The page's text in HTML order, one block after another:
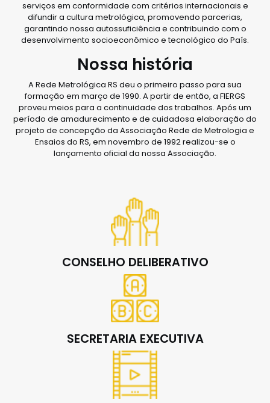
serviços em conformidade com critérios internacionais e
difundir a cultura metrológica, promovendo parcerias,
garantindo nossa autossuficiência e contribuindo com o
desenvolvimento socioeconômico e tecnológico do País.
Nossa história
A Rede Metrológica RS deu o primeiro passo para sua
formação em março de 1990. A partir de então, a FIERGS
proveu meios para a continuidade dos trabalhos. Após um
período de amadurecimento e de cuidadosa elaboração do
projeto de concepção da Associação Rede de Metrologia e
Ensaios do RS, em novembro de 1992 realizou-se o
lançamento oficial da nossa Associação.
CONSELHO DELIBERATIVO
SECRETARIA EXECUTIVA